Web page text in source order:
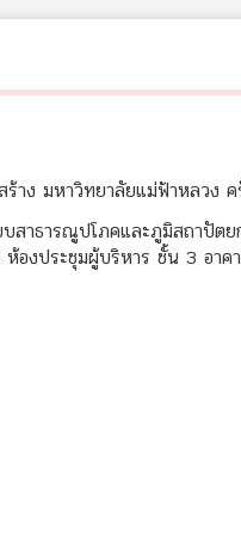
ร้าง มหาวิทยาลัยแม่ฟ้าหลวง
สาธารณูปโภคและภูมิสถาปัต
งประชุมผู้บริหาร ชั้น 3 อาค